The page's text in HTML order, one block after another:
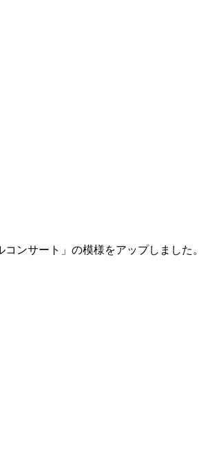
コンサート」の模様をアップしました。